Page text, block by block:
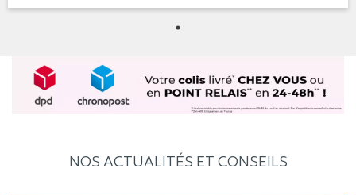
NOS ACTUALITÉS ET CONSEILS